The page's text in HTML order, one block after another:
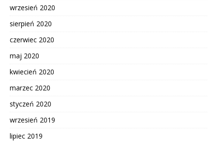
wrzesień 2020
sierpień 2020
czerwiec 2020
maj 2020
kwiecień 2020
marzec 2020
styczeń 2020
wrzesień 2019
lipiec 2019